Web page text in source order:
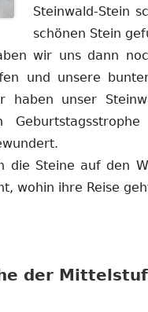
Steinwald-Stein
schönen Stein
wir uns dann
und unsere
haben unser
die Steine auf den
wohin ihre Reise
der